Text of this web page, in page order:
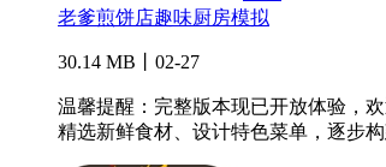
老爹煎饼店趣味厨房模拟
30.14 MB丨02-27
温馨提醒：完整版本现已开放体验，
精选新鲜食材、设计特色菜单，逐步